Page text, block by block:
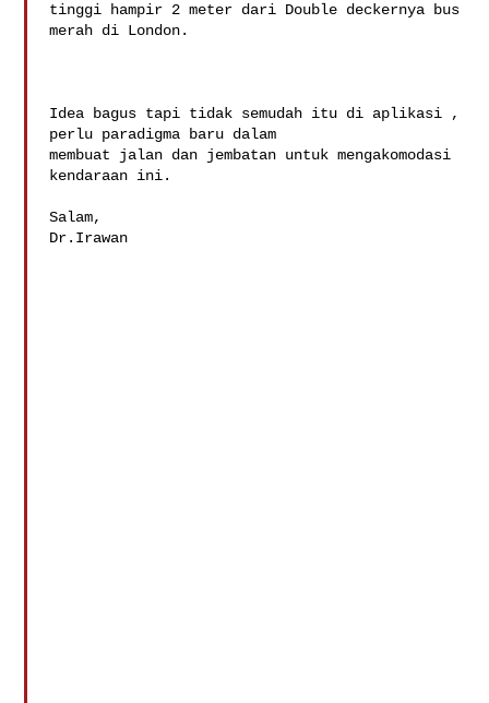
tinggi hampir 2 meter dari Double deckernya bus
merah di London.
Idea bagus tapi tidak semudah itu di aplikasi ,
perlu paradigma baru dalam
membuat jalan dan jembatan untuk mengakomodasi
kendaraan ini.
Salam,
Dr.Irawan